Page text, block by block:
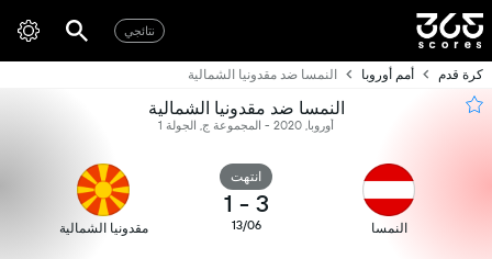
نتائجي
كرة قدم أمم أوروبا النمسا ضد مقدونيا الشمالية
النمسا ضد مقدونيا الشمالية
أوروبا, 2020 - المجموعة ج, الجولة 1
النمسا
انتهت
3
-
1
13/06 مقدونيا الشمالية